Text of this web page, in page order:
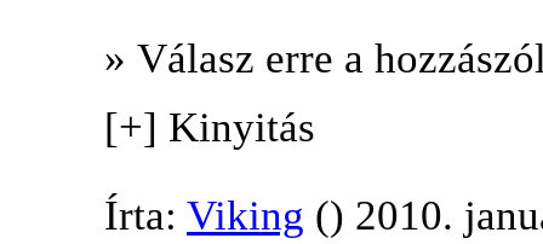
» Válasz erre a
[+] Kinyitás
Írta: Viking () 2010.